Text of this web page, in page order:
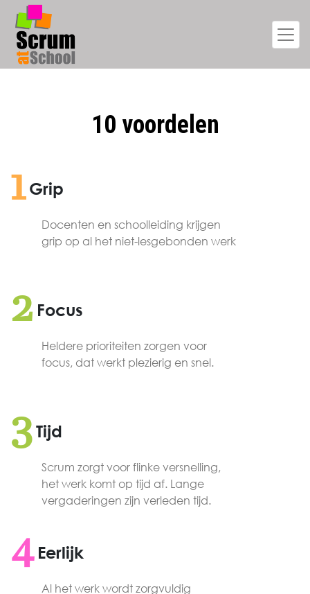
10 voordelen
1 Grip
Docenten en schoolleiding krijgen
grip op al het niet-lesgebonden werk
2 Focus
Heldere prioriteiten zorgen voor
focus, dat werkt plezierig en snel.
3Tijd
Scrum zorgt voor flinke versnelling,
het werk komt op tijd af. Lange
vergaderingen zijn verleden tijd.
4 Eerlijk
Al het werk wordt zorgvuldig